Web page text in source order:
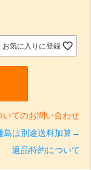
お気に入りに登録
いてのお問い合わせ
島は別途送料加算→
返品特約について